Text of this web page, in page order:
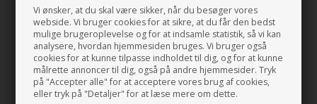
Vi ønsker, at du skal være sikker, når du besøger vores
webside. Vi bruger cookies for at sikre, at du får den bedst
mulige brugeroplevelse og for at indsamle statistik, så vi kan
analysere, hvordan hjemmesiden bruges. Vi bruger også
cookies for at kunne tilpasse indholdet til dig, og for at kunne
målrette annoncer til dig, også på andre hjemmesider. Tryk
på "Accepter alle" for at acceptere vores brug af cookies,
eller tryk på "Detaljer" for at læse mere om dette.
Farve:
Hvid
MADE IN ITALY
Produceret efter EUs miljøregler.